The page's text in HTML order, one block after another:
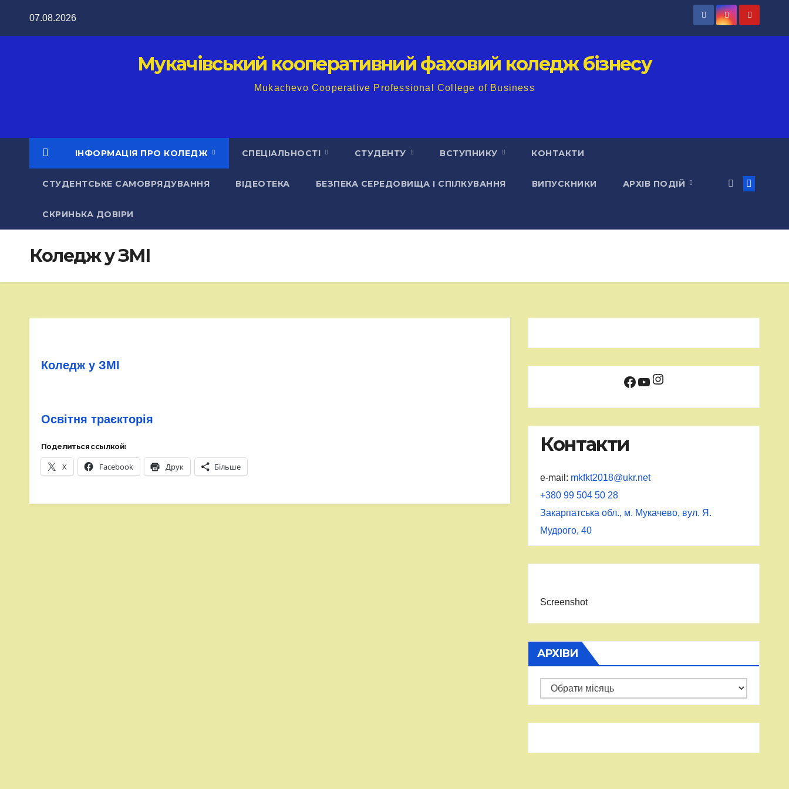
07.08.2026
Мукачівський кооперативний фаховий коледж бізнесу
Mukachevo Cooperative Professional College of Business
ІНФОРМАЦІЯ ПРО КОЛЕДЖ СПЕЦІАЛЬНОСТІ СТУДЕНТУ ВСТУПНИКУ КОНТАКТИ
СТУДЕНТСЬКЕ САМОВРЯДУВАННЯ ВІДЕОТЕКА БЕЗПЕКА СЕРЕДОВИЩА І СПІЛКУВАННЯ ВИПУСКНИКИ АРХІВ ПОДІЙ
СКРИНЬКА ДОВІРИ
Коледж у ЗМІ
Коледж у ЗМІ
Освітня траєкторія
Поделиться ссылкой:
X Facebook Друк Більше
Facebook
YouTube
Instagram
Контакти
e-mail: mkfkt2018@ukr.net
+380 99 504 50 28
Закарпатська обл., м. Мукачево, вул. Я.
Мудрого, 40
Screenshot
АРХІВИ
Архіви